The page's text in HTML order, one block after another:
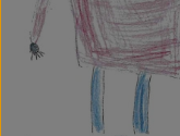
Ökokisten
Obst & Gemüse
Kühltheke